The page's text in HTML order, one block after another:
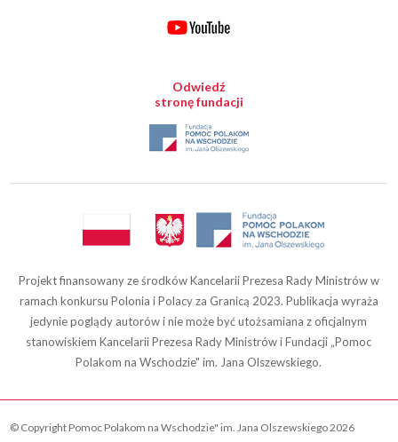
Odwiedź
stronę fundacji
Projekt finansowany ze środków Kancelarii Prezesa Rady Ministrów w
ramach konkursu Polonia i Polacy za Granicą 2023. Publikacja wyraża
jedynie poglądy autorów i nie może być utożsamiana z oficjalnym
stanowiskiem Kancelarii Prezesa Rady Ministrów i Fundacji „Pomoc
Polakom na Wschodzie" im. Jana Olszewskiego.
© Copyright Pomoc Polakom na Wschodzie" im. Jana Olszewskiego 2026